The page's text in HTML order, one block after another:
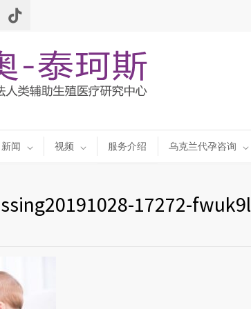
新闻 视频 服务介绍 乌克兰代孕咨询
17272-fwuk9l